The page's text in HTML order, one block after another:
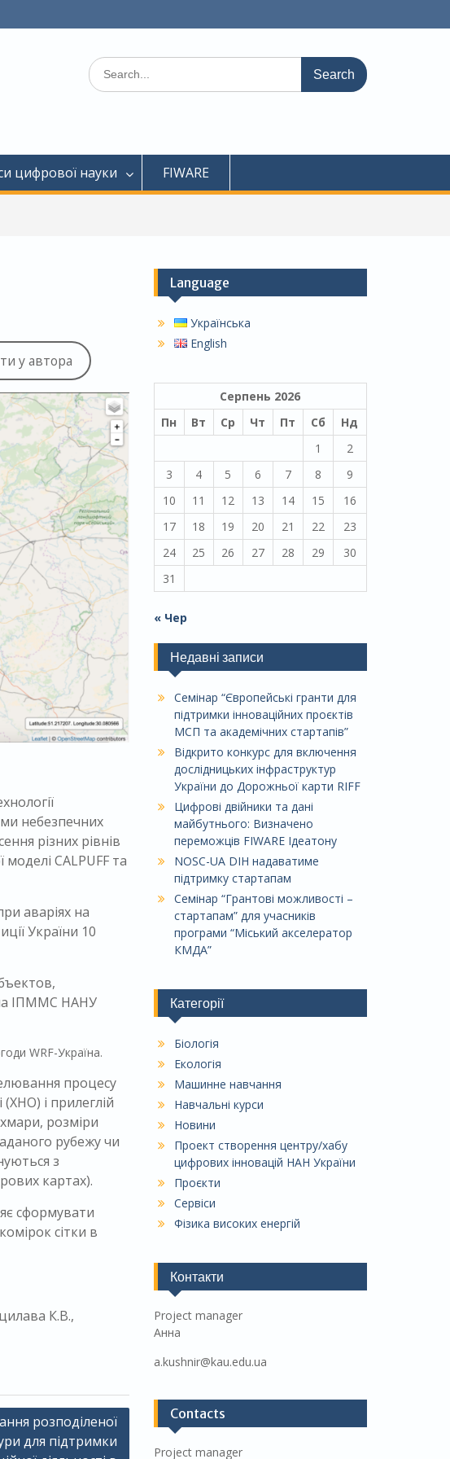
Search
for:
цифрової науки FIWARE
у автора
небезпечних
різних рівнів
CALPUFF та
аваріях на
України 10
ІПММС НАНУ
WRF-Україна.
процесу
і прилеглій
розміри
рубежу чи
з
картах).
сформувати
сітки в
К.В.,
розподіленої
для підтримки
Language
Українська
English
Серпень 2026
Пн
Вт Ср Чт Пт Сб
Нд
1
2
3
4 5 6 7 8
9
10
11 12 13 14 15
16
17
18 19 20 21 22
23
24
25 26 27 28 29
30
31
« Чер
Недавні записи
Семінар “Європейські гранти для
підтримки інноваційних проєктів
МСП та академічних стартапів”
Відкрито конкурс для включення
дослідницьких інфраструктур
України до Дорожньої карти RIFF
Цифрові двійники та дані
майбутнього: Визначено
переможців FIWARE Ідеатону
NOSC-UA DIH надаватиме
підтримку стартапам
Семінар “Грантові можливості –
стартапам” для учасників
програми “Міський акселератор
КМДА”
Категорії
Біологія
Екологія
Машинне навчання
Навчальні курси
Новини
Проект створення центру/хабу
цифрових інновацій НАН України
Проєкти
Сервіси
Фізика високих енергій
Контакти
Project manager
Анна
a.kushnir@kau.edu.ua
Contacts
Project manager